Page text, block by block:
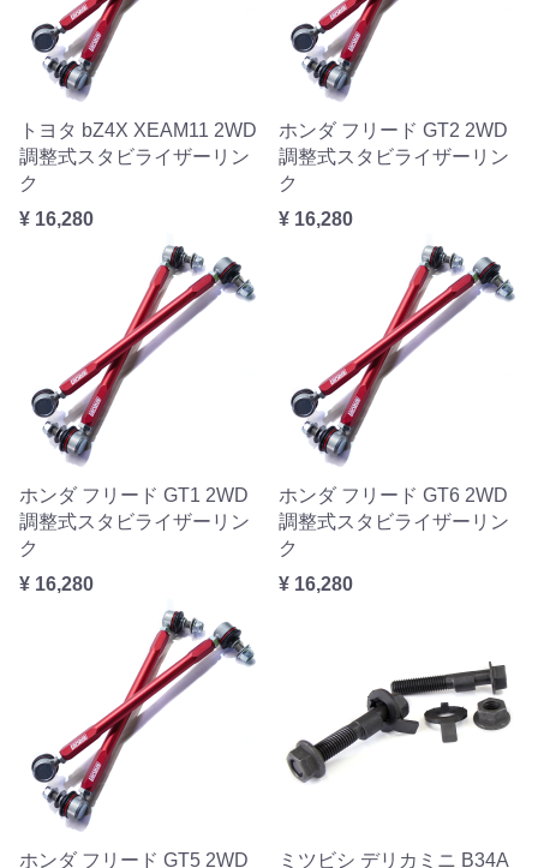
トヨタ bZ4X XEAM11 2WD
調整式スタビライザーリン
ク
¥ 16,280
ホンダ フリード GT2 2WD
調整式スタビライザーリン
ク
¥ 16,280
ホンダ フリード GT1 2WD
調整式スタビライザーリン
ク
¥ 16,280
ホンダ フリード GT6 2WD
調整式スタビライザーリン
ク
¥ 16,280
ホンダ フリード GT5 2WD
ミツビシ デリカミニ B34A